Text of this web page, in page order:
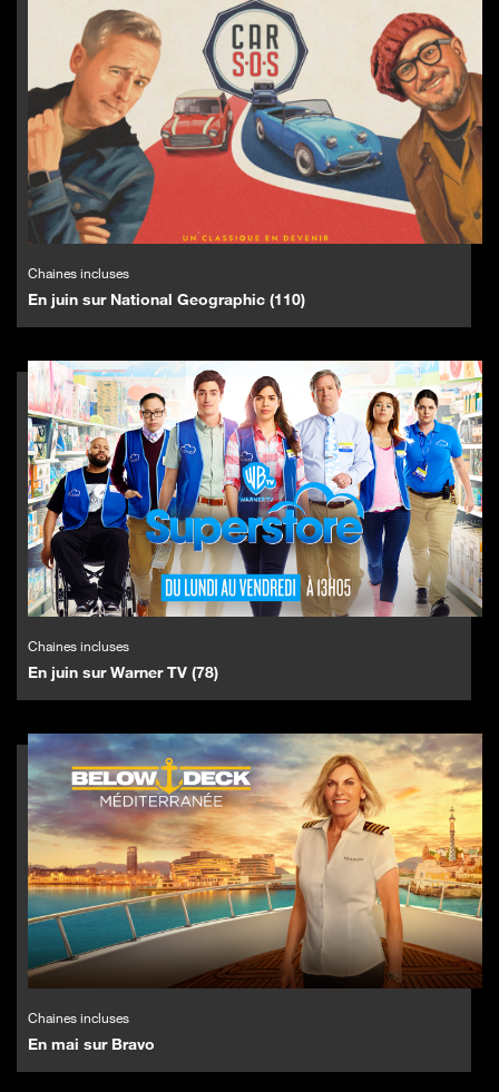
Chaines incluses
En juin sur National Geographic (110)
Chaines incluses
En juin sur Warner TV (78)
Chaines incluses
En mai sur Bravo